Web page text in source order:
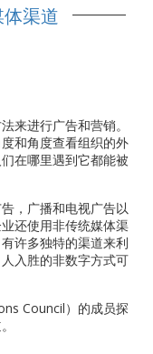
渠道
来进行广告和营销。
和角度查看组织的外
在哪里遇到它都能被
，广播和电视广告以
还使用非传统媒体渠
许多独特的渠道来利
入胜的非数字方式可
Council）的成员探